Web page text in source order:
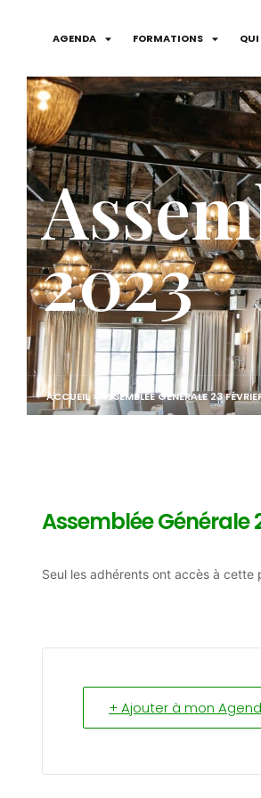
AGENDA FORMATIONS
2023
ACCUEIL> ASSEMBLÉE GÉNÉRALE 23
Assemblée Générale
Seul les adhérents ont accès à
+ Ajouter à mon